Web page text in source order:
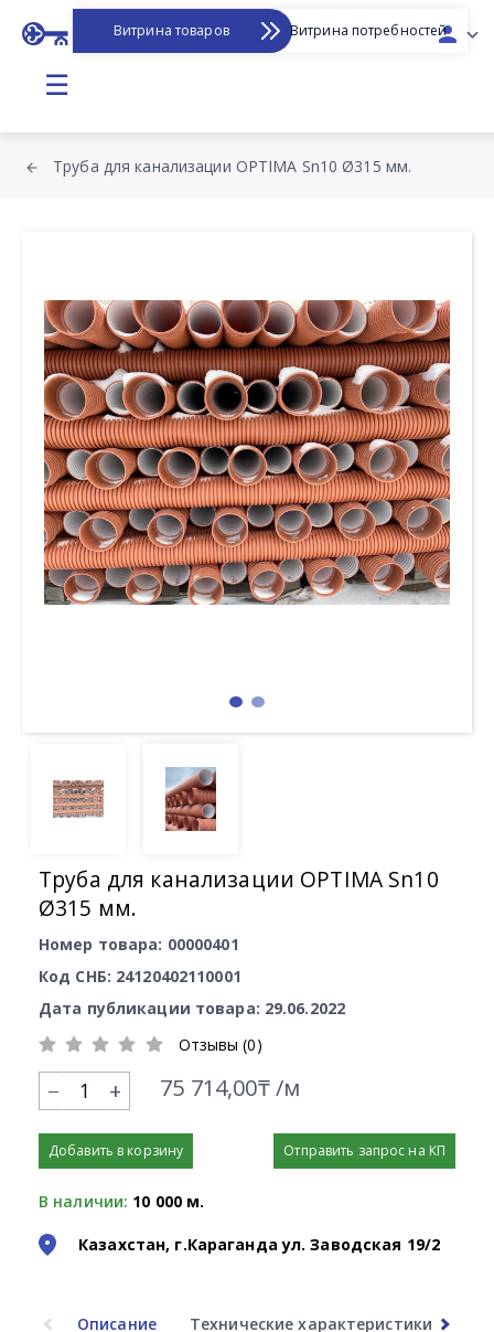
Витрина товаров Витрина потребностей
☰
Труба для канализации OPTIMA Sn10 Ø315 мм.
Труба для канализации OPTIMA Sn10
Ø315 мм.
Номер товара: 00000401
Код СНБ: 24120402110001
Дата публикации товара: 29.06.2022
Отзывы (0)
+ 75 714,00₸ /м
Добавить в корзину Отправить запрос на КП
В наличии: 10 000 м.
Казахстан, г.Караганда ул. Заводская 19/2
Описание Технические характеристики